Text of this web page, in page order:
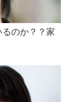
のか？？家